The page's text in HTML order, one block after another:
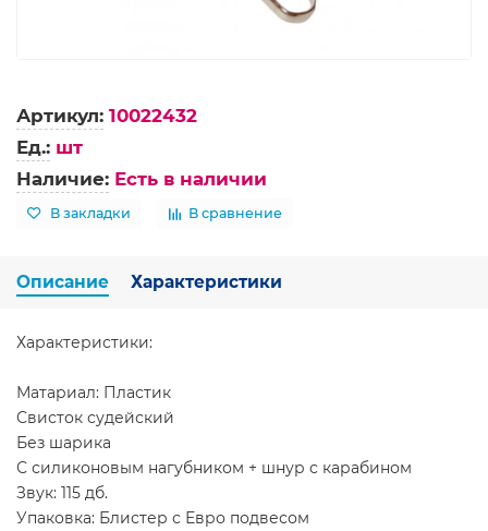
Артикул: 10022432
Ед.: шт
Наличие: Есть в наличии
В закладки В сравнение
Описание Характеристики
Характеристики:
Матариал: Пластик
Свисток судейский
Без шарика
С силиконовым нагубником + шнур с карабином
Звук: 115 дб.
Упаковка: Блистер с Евро подвесом